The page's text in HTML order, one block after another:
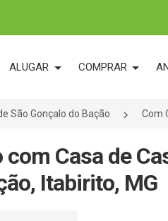
ALUGAR COMPRAR
São Gonçalo do Bação Com
com Casa de
Itabirito, MG